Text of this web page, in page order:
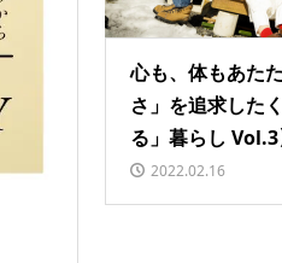
心も、体もあた
さ」を追求した
る」暮らし Vol.3
2022.02.16